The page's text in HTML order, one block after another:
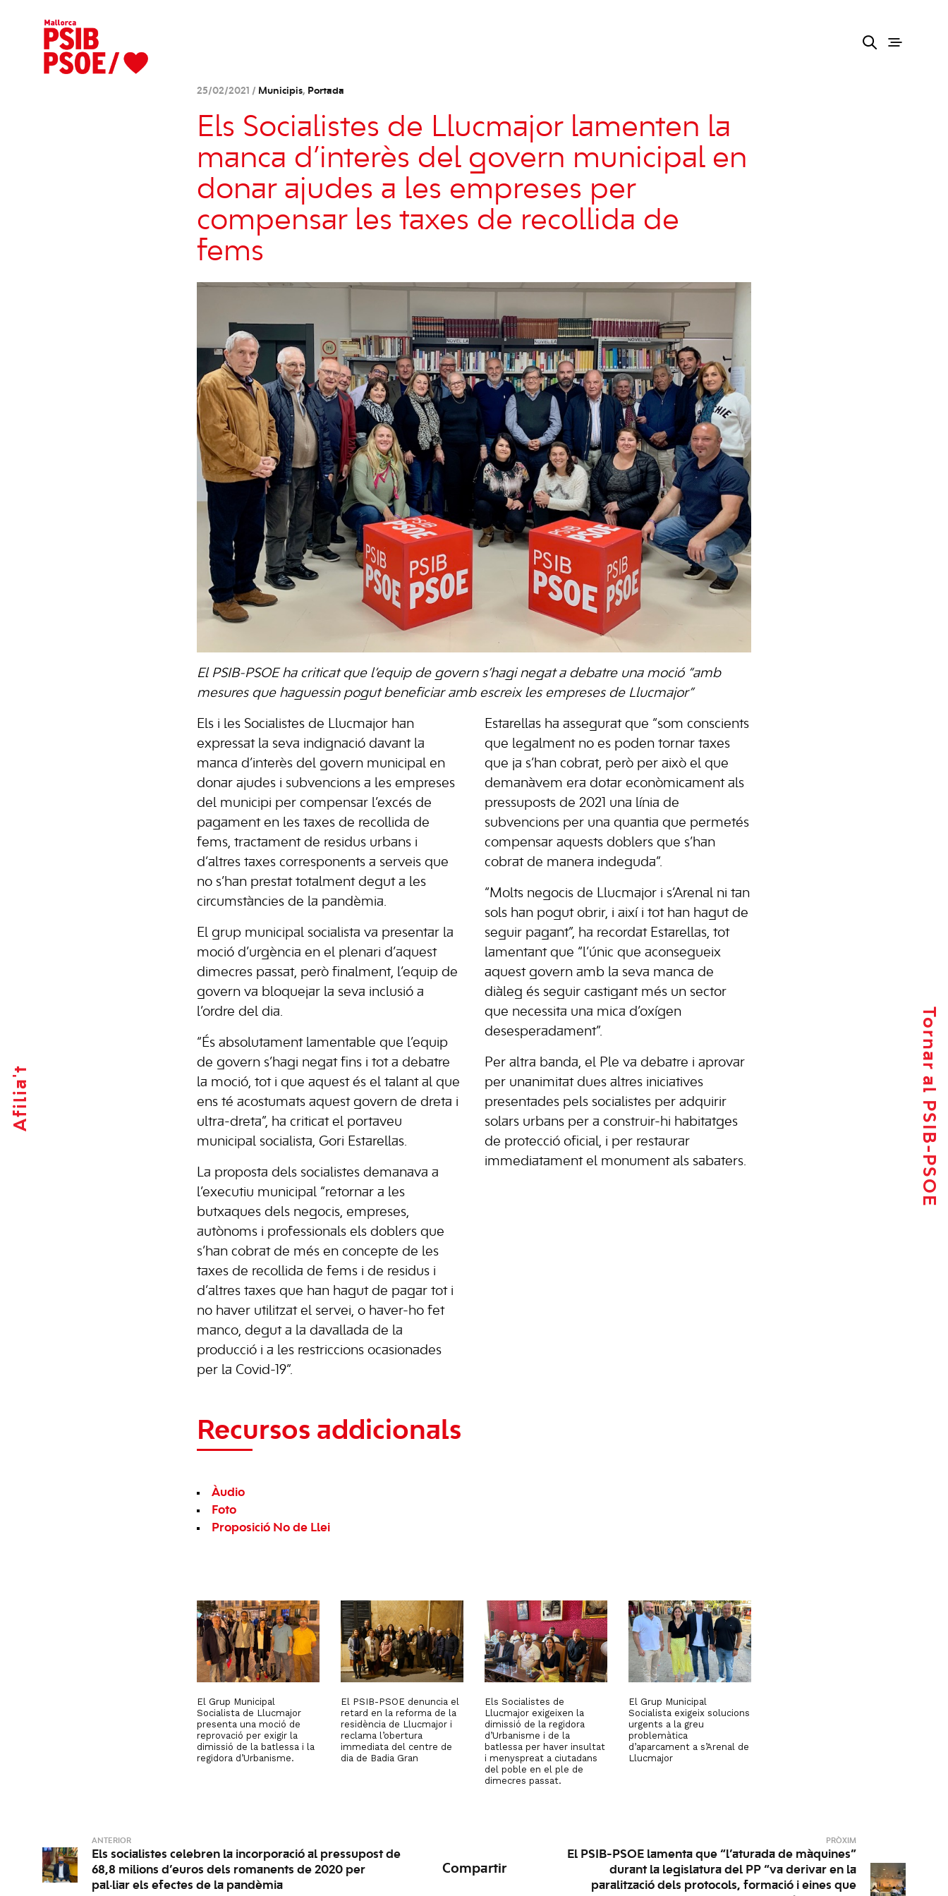
Afilia't Tornar al PSIB-PSOE
25/02/2021 / Municipis, Portada
Els Socialistes de Llucmajor lamenten la
manca d’interès del govern municipal en
donar ajudes a les empreses per
compensar les taxes de recollida de
fems
El PSIB-PSOE ha criticat que l’equip de govern s’hagi negat a debatre una moció “amb
mesures que haguessin pogut beneficiar amb escreix les empreses de Llucmajor”
Els i les Socialistes de Llucmajor han
expressat la seva indignació davant la
manca d’interès del govern municipal en
donar ajudes i subvencions a les empreses
del municipi per compensar l’excés de
pagament en les taxes de recollida de
fems, tractament de residus urbans i
d’altres taxes corresponents a serveis que
no s’han prestat totalment degut a les
circumstàncies de la pandèmia.
El grup municipal socialista va presentar la
moció d’urgència en el plenari d’aquest
dimecres passat, però finalment, l’equip de
govern va bloquejar la seva inclusió a
l’ordre del dia.
“És absolutament lamentable que l’equip
de govern s’hagi negat fins i tot a debatre
la moció, tot i que aquest és el talant al que
ens té acostumats aquest govern de dreta i
ultra-dreta”, ha criticat el portaveu
municipal socialista, Gori Estarellas.
La proposta dels socialistes demanava a
l’executiu municipal “retornar a les
butxaques dels negocis, empreses,
autònoms i professionals els doblers que
s’han cobrat de més en concepte de les
taxes de recollida de fems i de residus i
d’altres taxes que han hagut de pagar tot i
no haver utilitzat el servei, o haver-ho fet
manco, degut a la davallada de la
producció i a les restriccions ocasionades
per la Covid-19”.
Estarellas ha assegurat que “som conscients
que legalment no es poden tornar taxes
que ja s’han cobrat, però per això el que
demanàvem era dotar econòmicament als
pressuposts de 2021 una línia de
subvencions per una quantia que permetés
compensar aquests doblers que s’han
cobrat de manera indeguda”.
“Molts negocis de Llucmajor i s’Arenal ni tan
sols han pogut obrir, i així i tot han hagut de
seguir pagant”, ha recordat Estarellas, tot
lamentant que “l’únic que aconsegueix
aquest govern amb la seva manca de
diàleg és seguir castigant més un sector
que necessita una mica d’oxígen
desesperadament”.
Per altra banda, el Ple va debatre i aprovar
per unanimitat dues altres iniciatives
presentades pels socialistes per adquirir
solars urbans per a construir-hi habitatges
de protecció oficial, i per restaurar
immediatament el monument als sabaters.
Recursos addicionals
Àudio
Foto
Proposició No de Llei
El Grup Municipal
Socialista de Llucmajor
presenta una moció de
reprovació per exigir la
dimissió de la batlessa i la
regidora d’Urbanisme.
El PSIB-PSOE denuncia el
retard en la reforma de la
residència de Llucmajor i
reclama l’obertura
immediata del centre de
dia de Badia Gran
Els Socialistes de
Llucmajor exigeixen la
dimissió de la regidora
d’Urbanisme i de la
batlessa per haver insultat
i menyspreat a ciutadans
del poble en el ple de
dimecres passat.
El Grup Municipal
Socialista exigeix solucions
urgents a la greu
problemàtica
d’aparcament a s’Arenal de
Llucmajor
ANTERIOR
Els socialistes celebren la incorporació al pressupost de
68,8 milions d’euros dels romanents de 2020 per
pal·liar els efectes de la pandèmia
Compartir
PRÒXIM
El PSIB-PSOE lamenta que “l’aturada de màquines”
durant la legislatura del PP “va derivar en la
paralització dels protocols, formació i eines que